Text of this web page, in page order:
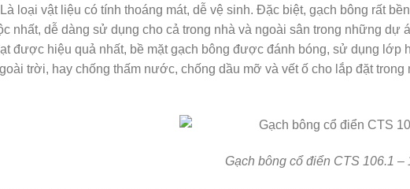
loại vật liệu có tính thoáng mát, dễ vệ sinh. Đặc biệt, gạch bông rất
nhất, dễ dàng sử dụng cho cả trong nhà và ngoài sân trong những dự
được hiệu quả nhất, bề mặt gạch bông được đánh bóng, sử dụng lớp
trời, hay chống thấm nước, chống dầu mỡ và vết ố cho lắp đặt
Gạch bông cổ điển CTS 106.1 –